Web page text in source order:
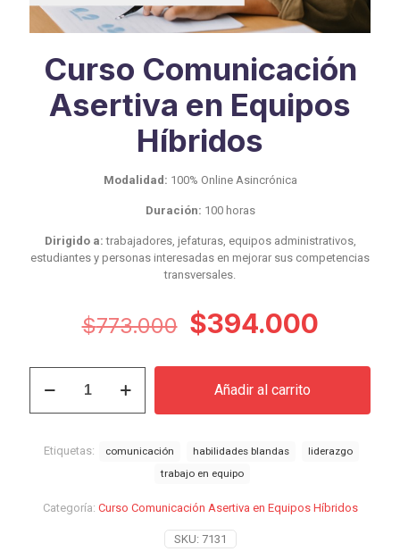
Curso Comunicación
Asertiva en Equipos
Híbridos
Modalidad: 100% Online Asincrónica
Duración: 100 horas
Dirigido a: trabajadores, jefaturas, equipos administrativos,
estudiantes y personas interesadas en mejorar sus competencias
transversales.
$773.000 El
original
era:
$394.000El
actual
Comunicación
Híbridos
Añadir al carrito
SKU: 7131
Categoría: Curso Comunicación Asertiva en Equipos Híbridos
Etiquetas: comunicación habilidades blandas
liderazgo
trabajo en equipo